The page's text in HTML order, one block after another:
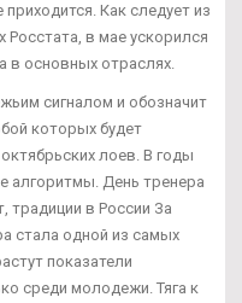
Как следует из
в мае ускорился
основных отраслях.
сигналом и обозначит
которых будет
лоев. В годы
алгоритмы. День тренера
традиции в России За
стала одной из самых
показатели
среди молодежи. Тяга к